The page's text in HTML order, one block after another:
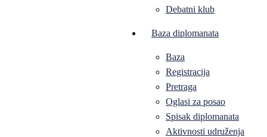
Debatni klub
Baza diplomanata
Baza
Registracija
Pretraga
Oglasi za posao
Spisak diplomanata
Aktivnosti udruženja